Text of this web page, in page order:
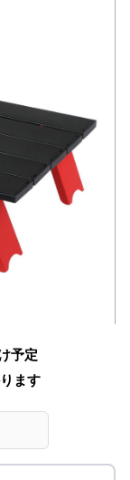
予定
ます